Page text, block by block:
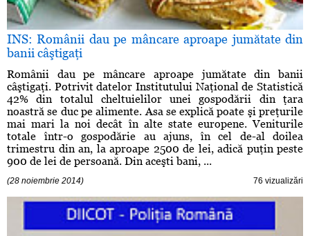
INS: Românii dau pe mâncare aproape jumătate din
banii câştigaţi
Românii dau pe mâncare aproape jumătate din banii
câştigaţi. Potrivit datelor Institutului Naţional de Statistică
42% din totalul cheltuielilor unei gospodării din ţara
noastră se duc pe alimente. Asa se explică poate şi preţurile
mai mari la noi decât în alte state europene. Veniturile
totale într-o gospodărie au ajuns, în cel de-al doilea
trimestru din an, la aproape 2500 de lei, adică puţin peste
900 de lei de persoană. Din aceşti bani, ...
(28 noiembrie 2014) 76 vizualizări